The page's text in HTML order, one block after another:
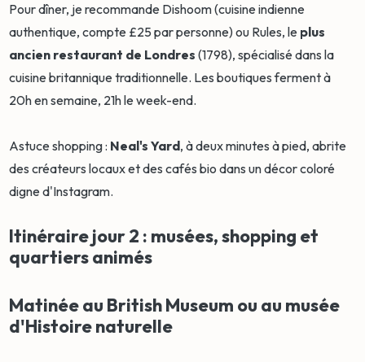
Pour dîner, je recommande Dishoom (cuisine indienne
authentique, compte £25 par personne) ou Rules, le plus
ancien restaurant de Londres (1798), spécialisé dans la
cuisine britannique traditionnelle. Les boutiques ferment à
20h en semaine, 21h le week-end.
Astuce shopping : Neal's Yard, à deux minutes à pied, abrite
des créateurs locaux et des cafés bio dans un décor coloré
digne d'Instagram.
Itinéraire jour 2 : musées, shopping et
quartiers animés
Matinée au British Museum ou au musée
d'Histoire naturelle